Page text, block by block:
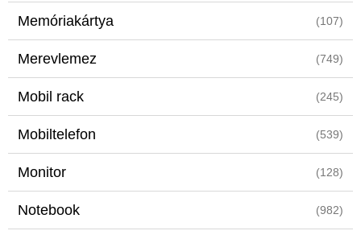
Memóriakártya (107)
Merevlemez (749)
Mobil rack (245)
Mobiltelefon (539)
Monitor (128)
Notebook (982)